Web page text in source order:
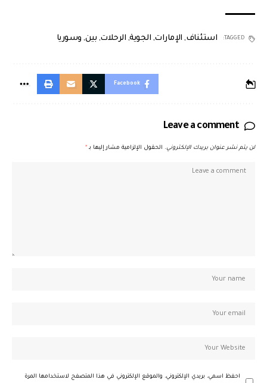
TAGGED: استئناف, الإمارات, الجوية, الرحلات, بين, وسوريا
Facebook
Leave a comment
لن يتم نشر عنوان بريدك الإلكتروني. الحقول الإلزامية مشار إليها بـ *
احفظ اسمي، بريدي الإلكتروني، والموقع الإلكتروني في هذا المتصفح لاستخدامها المرة